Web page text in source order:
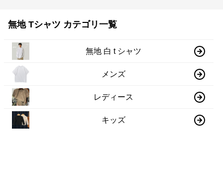
無地 Tシャツ カテゴリ一覧
無地 白 t シャツ
メンズ
レディース
キッズ